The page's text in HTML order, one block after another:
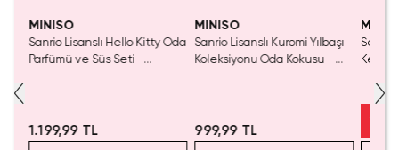
MINISO
Sanrio Lisanslı Hello Kitty Oda
Parfümü ve Süs Seti -
1.199,99 TL
MINISO
Sanrio Lisanslı Kuromi Yılbaşı
Koleksiyonu Oda Kokusu –
999,99 TL
Kedi
%